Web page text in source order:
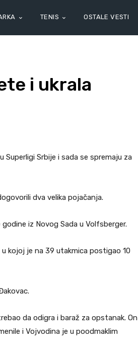
TENIS OSTALE VESTI
i ukrala
Superligi Srbije i sada se spremaju za
dva velika pojačanja.
iz Novog Sada u Volfsberger.
kojoj je na 39 utakmica postigao 10
da odigra i baraž za opstanak. On
i Vojvodina je u poodmaklim